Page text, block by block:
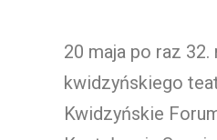
20 maja po raz 32.
kwidzyńskiego
Kwidzyńskie